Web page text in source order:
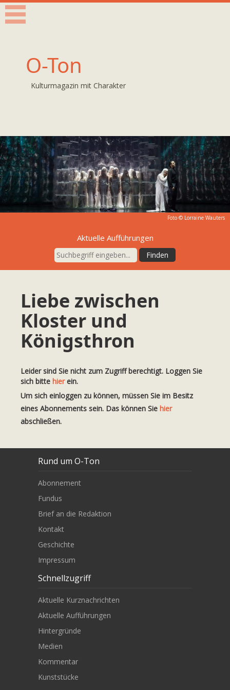
O-Ton
Kulturmagazin mit Charakter
Foto © Lorraine Wauters
Aktuelle Aufführungen
Liebe zwischen
Kloster und
Königsthron
Leider sind Sie nicht zum Zugriff berechtigt. Loggen Sie
sich bitte hierein.
Um sich einloggen zu können, müssen Sie im Besitz
eines Abonnements sein. Das können Sie hier
abschließen.
Rund um O-Ton
Abonnement
Fundus
Brief an die Redaktion
Kontakt
Geschichte
Impressum
Schnellzugriff
Aktuelle Kurznachrichten
Aktuelle Aufführungen
Hintergründe
Medien
Kommentar
Kunststücke